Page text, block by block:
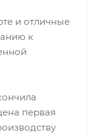
и отличные
к
первая